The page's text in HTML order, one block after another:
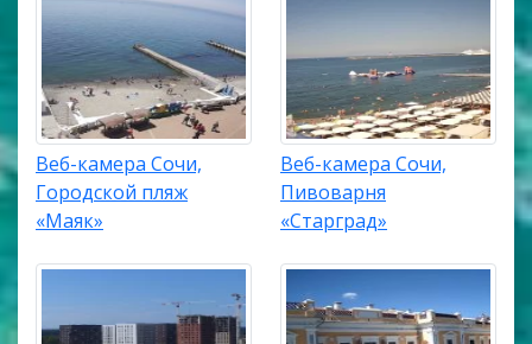
Веб-камера Сочи,
Городской пляж
«Маяк»
Веб-камера Сочи,
Пивоварня
«Старград»